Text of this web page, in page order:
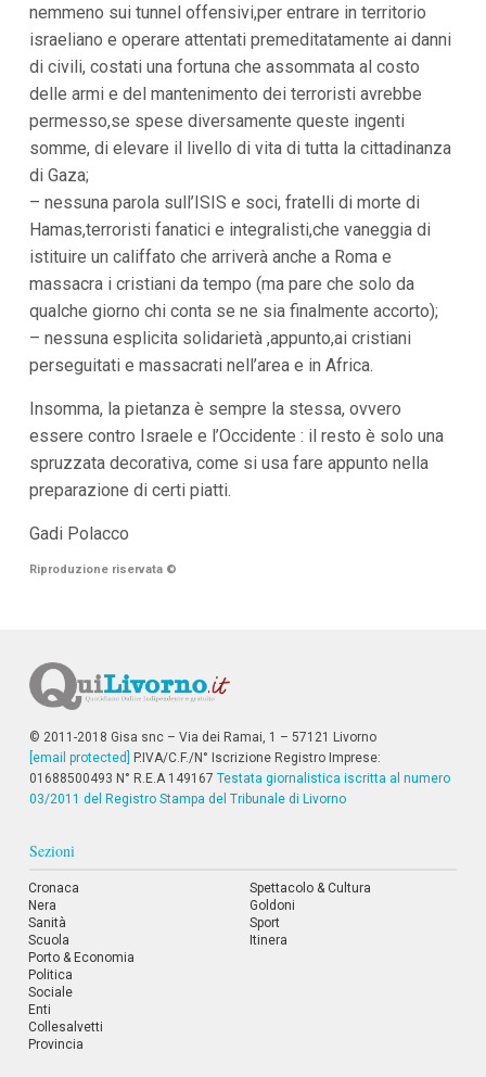
nemmeno sui tunnel offensivi,per entrare in territorio
israeliano e operare attentati premeditatamente ai danni
di civili, costati una fortuna che assommata al costo
delle armi e del mantenimento dei terroristi avrebbe
permesso,se spese diversamente queste ingenti
somme, di elevare il livello di vita di tutta la cittadinanza
di Gaza;
– nessuna parola sull’ISIS e soci, fratelli di morte di
Hamas,terroristi fanatici e integralisti,che vaneggia di
istituire un califfato che arriverà anche a Roma e
massacra i cristiani da tempo (ma pare che solo da
qualche giorno chi conta se ne sia finalmente accorto);
– nessuna esplicita solidarietà ,appunto,ai cristiani
perseguitati e massacrati nell’area e in Africa.
Insomma, la pietanza è sempre la stessa, ovvero
essere contro Israele e l’Occidente : il resto è solo una
spruzzata decorativa, come si usa fare appunto nella
preparazione di certi piatti.
Gadi Polacco
Riproduzione riservata ©
© 2011-2018 Gisa snc – Via dei Ramai, 1 – 57121 Livorno
[email protected]
P.IVA/C.F./N° Iscrizione Registro Imprese:
01688500493 N° R.E.A 149167 Testata giornalistica iscritta al numero
03/2011 del Registro Stampa del Tribunale di Livorno
Sezioni
Cronaca
Nera
Sanità
Scuola
Porto & Economia
Politica
Sociale
Enti
Collesalvetti
Provincia
Spettacolo & Cultura
Goldoni
Sport
Itinera